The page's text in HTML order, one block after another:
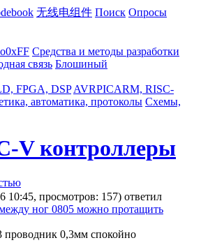
无线电组件 Поиск Опросы
0xFF Средства и методы разработки
связь Блошиный
FPGA, DSP AVRPICARM, RISC-
автоматика, протоколы Схемы,
V контроллеры
10:45, просмотров: 157) ответил
ног 0805 можно протащить
0,3мм спокойно